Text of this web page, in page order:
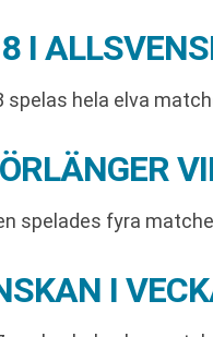
I
spelas hela elva
spelades fyra
I